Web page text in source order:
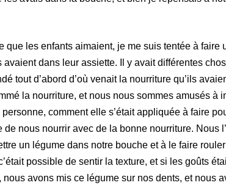
les enfants aimaient, je me suis tentée à faire
dans leur assiette. Il y avait différentes
tout d’abord d’où venait la nourriture qu’ils
la nourriture, et nous nous sommes amusés à
comment elle s’était appliquée à faire
nous nourrir avec de la bonne nourriture. Nous
un légume dans notre bouche et à le faire
possible de sentir la texture, et si les goûts
avons mis ce légume sur nos dents, et nous